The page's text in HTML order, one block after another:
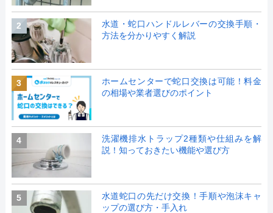
2
水道・蛇口ハンドルレバーの交換手順・
方法を分かりやすく解説
3
ホームセンターで蛇口交換は可能！料金
の相場や業者選びのポイント
4
洗濯機排水トラップ2種類や仕組みを解
説！知っておきたい機能や選び方
5
水道蛇口の先だけ交換！手順や泡沫キャ
ップの選び方・手入れ